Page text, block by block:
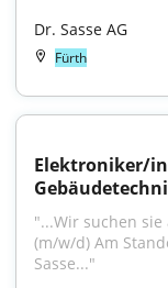
Dr. Sasse AG
Fürth
Elektroniker/
"...Wir suchen sie
(m/w/d) Am
Sasse..."